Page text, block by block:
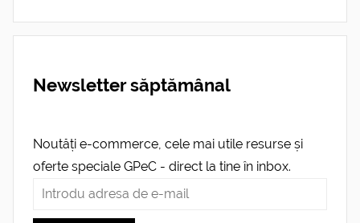
Newsletter săptămânal
Noutăți e-commerce, cele mai utile resurse și
oferte speciale GPeC - direct la tine în inbox.